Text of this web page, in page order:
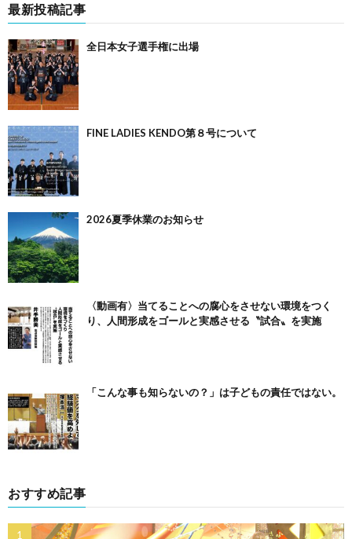
最新投稿記事
全日本女子選手権に出場
FINE LADIES KENDO第８号について
2026夏季休業のお知らせ
〈動画有〉当てることへの腐心をさせない環境をつく
り、人間形成をゴールと実感させる〝試合〟を実施
「こんな事も知らないの？」は子どもの責任ではない。
おすすめ記事